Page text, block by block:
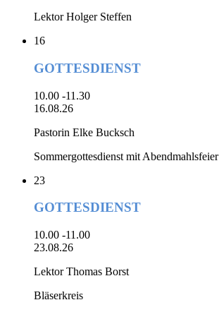
Lektor Holger Steffen
16
GOTTESDIENST
10.00 -11.30
16.08.26
Pastorin Elke Bucksch
Sommergottesdienst mit Abendmahlsfeier
23
GOTTESDIENST
10.00 -11.00
23.08.26
Lektor Thomas Borst
Bläserkreis